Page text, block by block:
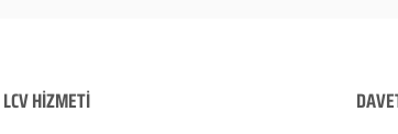
LCV HİZMETİ